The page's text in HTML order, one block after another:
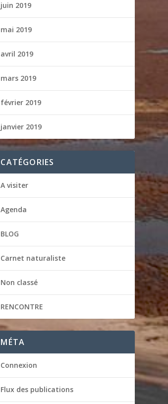
juin 2019
mai 2019
avril 2019
mars 2019
février 2019
janvier 2019
CATÉGORIES
A visiter
Agenda
BLOG
Carnet naturaliste
Non classé
RENCONTRE
MÉTA
Connexion
Flux des publications